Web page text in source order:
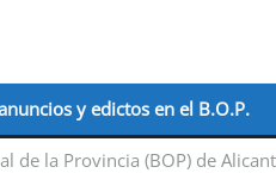
y edictos en el B.O.P.
de la Provincia (BOP) de